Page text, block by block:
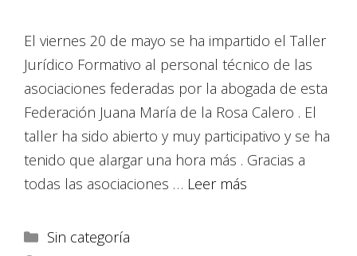
El viernes 20 de mayo se ha impartido el Taller
Jurídico Formativo al personal técnico de las
asociaciones federadas por la abogada de esta
Federación Juana María de la Rosa Calero . El
taller ha sido abierto y muy participativo y se ha
tenido que alargar una hora más . Gracias a
todas las asociaciones … Leer más
Sin categoría